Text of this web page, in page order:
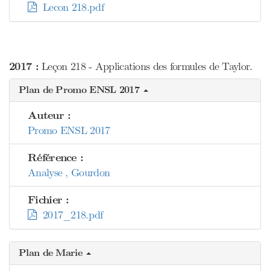
Lecon 218.pdf
2017 :Leçon 218 - Applications des formules de Taylor.
Plan de Promo ENSL 2017
Auteur :
Promo ENSL 2017
Référence :
Analyse , Gourdon
Fichier :
2017_218.pdf
Plan de Marie